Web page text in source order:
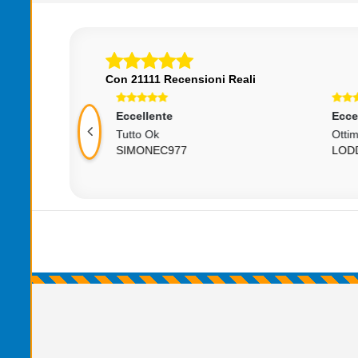
Con 21111 Recensioni Reali
Eccellente
Ottimo Venditore Una Certezza +++
LODD.DAVID